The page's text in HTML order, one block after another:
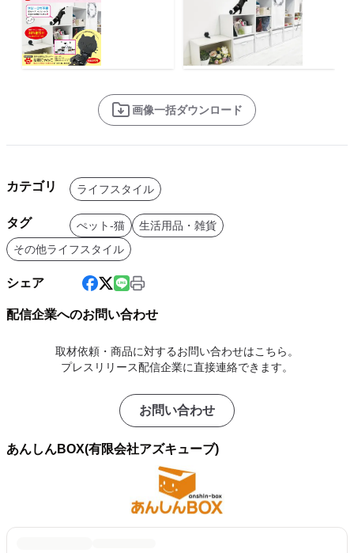
画像一括ダウンロード
カテゴリ ライフスタイル
タグ ぺット-猫
生活用品・雑貨
その他ライフスタイル
シェア
配信企業へのお問い合わせ
取材依頼・商品に対するお問い合わせはこちら。
プレスリリース配信企業に直接連絡できます。
お問い合わせ
あんしんBOX(有限会社アズキューブ)